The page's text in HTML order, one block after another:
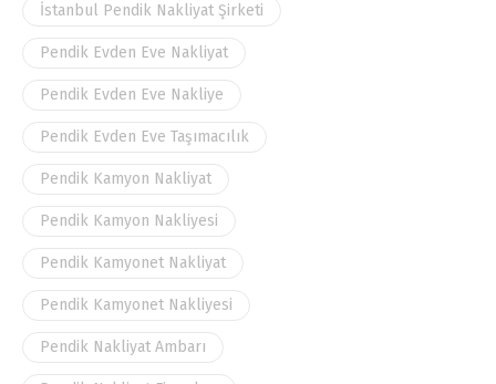
İstanbul Pendik Nakliyat Şirketi
Pendik Evden Eve Nakliyat
Pendik Evden Eve Nakliye
Pendik Evden Eve Taşımacılık
Pendik Kamyon Nakliyat
Pendik Kamyon Nakliyesi
Pendik Kamyonet Nakliyat
Pendik Kamyonet Nakliyesi
Pendik Nakliyat Ambarı